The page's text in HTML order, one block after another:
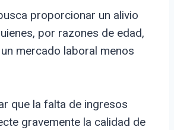
proporcionar un alivio
por razones de edad,
mercado laboral menos
que la falta de ingresos
gravemente la calidad de